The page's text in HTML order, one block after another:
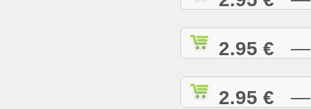
2.95 € —
2.95 € —